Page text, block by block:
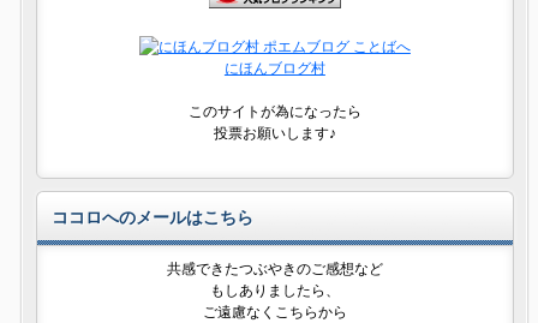
にほんブログ村
このサイトが為になったら
投票お願いします♪
ココロへのメールはこちら
共感できたつぶやきのご感想など
もしありましたら、
ご遠慮なくこちらから